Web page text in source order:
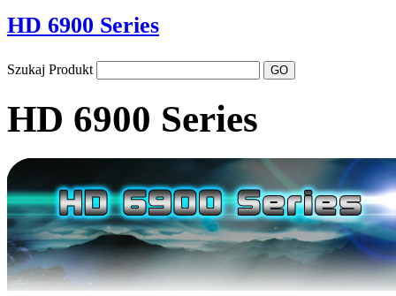
HD 6900 Series
Szukaj Produkt
HD 6900 Series